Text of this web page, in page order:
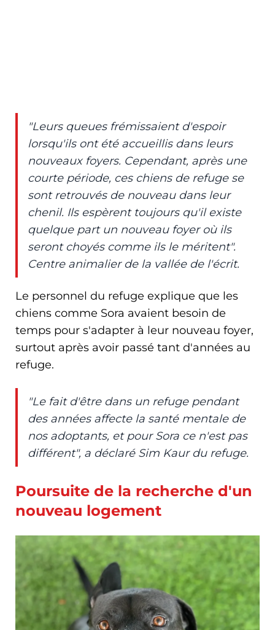
"Leurs queues frémissaient d'espoir
lorsqu'ils ont été accueillis dans leurs
nouveaux foyers. Cependant, après une
courte période, ces chiens de refuge se
sont retrouvés de nouveau dans leur
chenil. Ils espèrent toujours qu'il existe
quelque part un nouveau foyer où ils
seront choyés comme ils le méritent".
Centre animalier de la vallée de l'écrit.
Le personnel du refuge explique que les
chiens comme Sora avaient besoin de
temps pour s'adapter à leur nouveau foyer,
surtout après avoir passé tant d'années au
refuge.
"Le fait d'être dans un refuge pendant
des années affecte la santé mentale de
nos adoptants, et pour Sora ce n'est pas
différent", a déclaré Sim Kaur du refuge.
Poursuite de la recherche d'un
nouveau logement